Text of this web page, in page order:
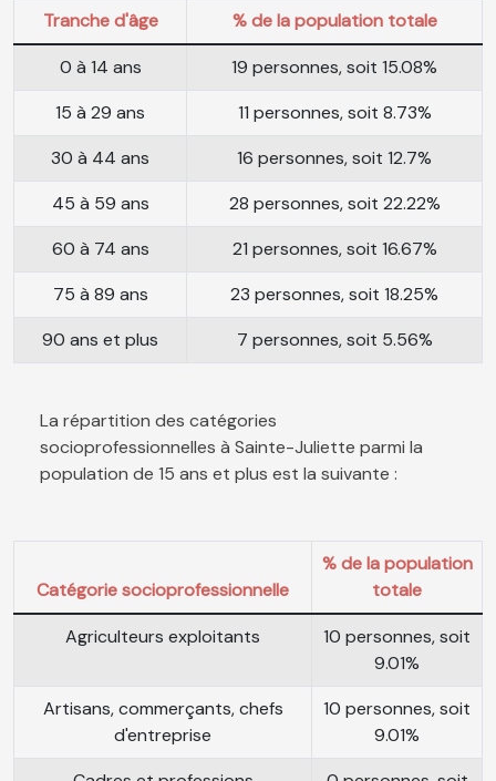
Tranche d'âge
% de la population totale
0 à 14 ans
19 personnes, soit 15.08%
15 à 29 ans
11 personnes, soit 8.73%
30 à 44 ans
16 personnes, soit 12.7%
45 à 59 ans
28 personnes, soit 22.22%
60 à 74 ans
21 personnes, soit 16.67%
75 à 89 ans
23 personnes, soit 18.25%
90 ans et plus
7 personnes, soit 5.56%
La répartition des catégories
socioprofessionnelles à Sainte-Juliette parmi la
population de 15 ans et plus est la suivante :
Catégorie socioprofessionnelle
% de la population
totale
Agriculteurs exploitants
10 personnes, soit
9.01%
Artisans, commerçants, chefs
d'entreprise
10 personnes, soit
9.01%